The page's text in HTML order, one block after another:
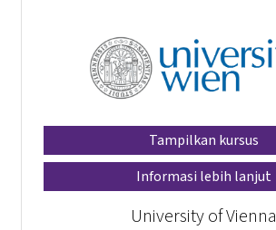
Tampilkan kursus
Informasi lebih lanjut
University of Vienna